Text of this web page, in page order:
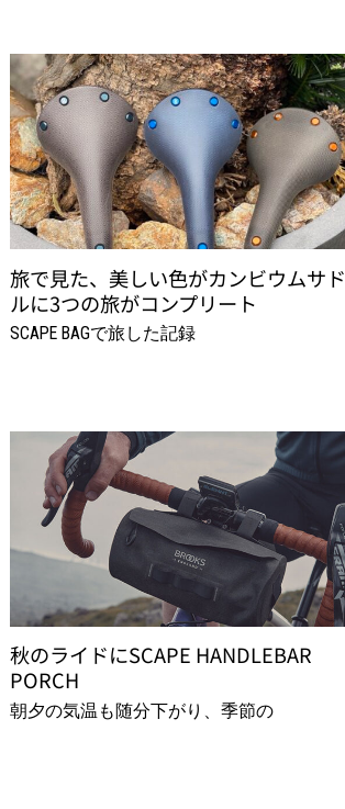
旅で見た、美しい色がカンビウムサド
ルに3つの旅がコンプリート
SCAPE BAGで旅した記録
秋のライドにSCAPE HANDLEBAR
PORCH
朝夕の気温も随分下がり、季節の